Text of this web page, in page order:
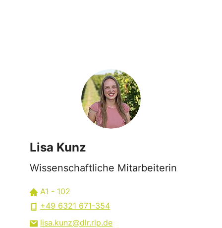
Lisa Kunz
Wissenschaftliche Mitarbeiterin
A1 - 102
+49 6321 671-354
lisa.kunz
dlr.rlp de